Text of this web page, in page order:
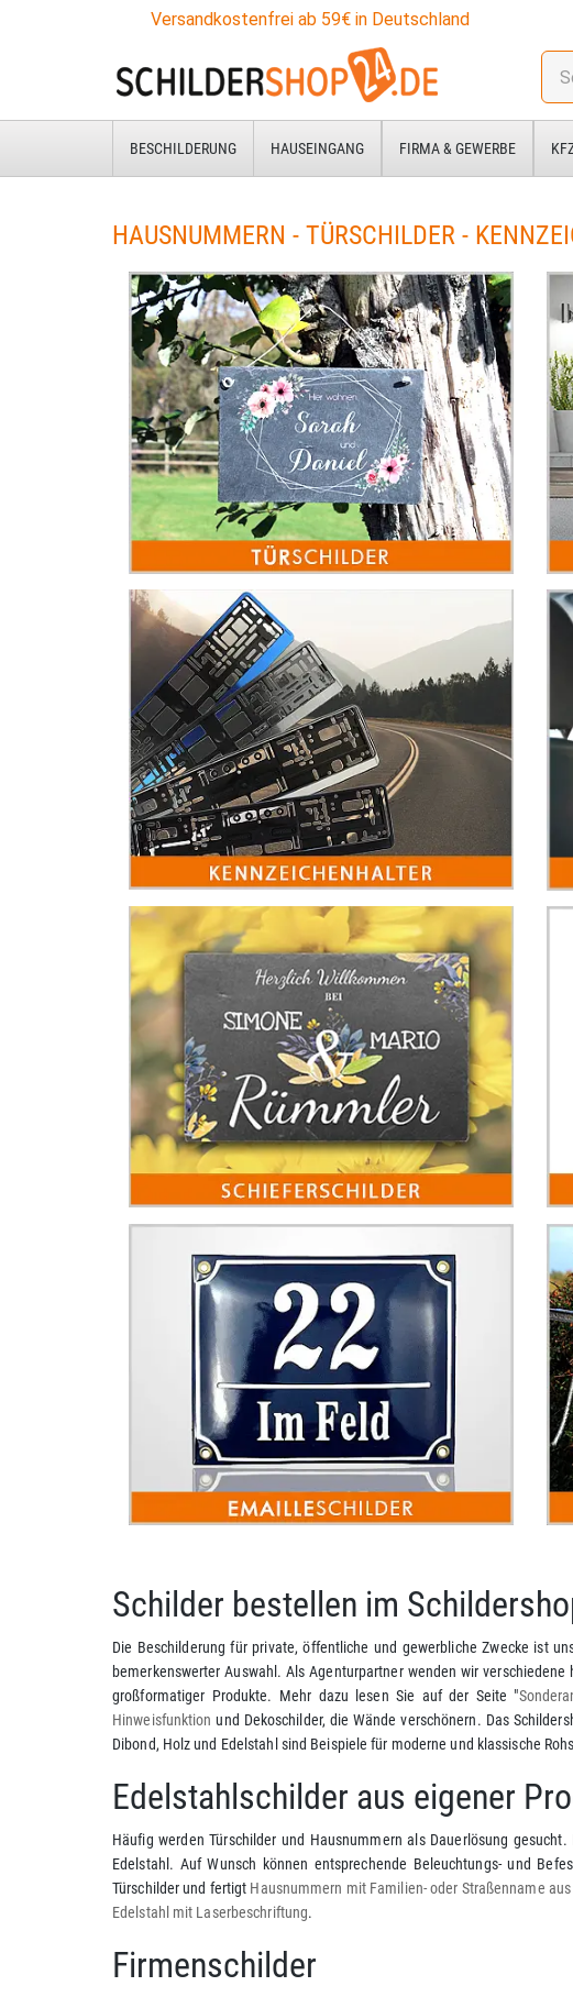
Versandkostenfrei ab 59€ in Deutschland
BESCHILDERUNG HAUSEINGANG FIRMA & GEWERBE
HAUSNUMMERN - TÜRSCHILDER -
Schilder bestellen im
Die Beschilderung für private, öffentliche und gewerbliche Zwecke ist
bemerkenswerter Auswahl. Als Agenturpartner wenden wir
großformatiger Produkte. Mehr dazu lesen Sie auf der Seite "
Hinweisfunktion und Dekoschilder, die Wände verschönern. Das
Dibond, Holz und Edelstahl sind Beispiele für moderne und klassische
Edelstahlschilder aus eigener
Häufig werden Türschilder und Hausnummern als Dauerlösung
Edelstahl. Auf Wunsch können entsprechende Beleuchtungs- und
Türschilder und fertigt Hausnummern mit Familien- oder Straßenname aus
Edelstahl mit Laserbeschriftung.
Firmenschilder